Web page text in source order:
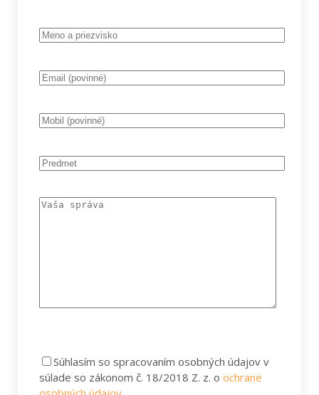
Súhlasím so spracovaním osobných údajov v
súlade so zákonom č. 18/2018 Z. z. o ochrane